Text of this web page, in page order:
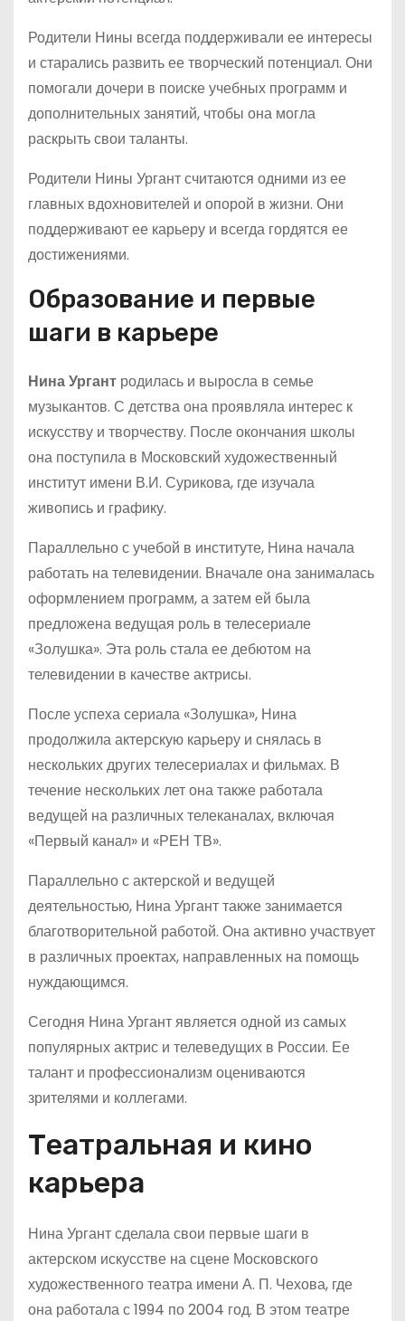
Родители Нины всегда поддерживали ее интересы
и старались развить ее творческий потенциал. Они
помогали дочери в поиске учебных программ и
дополнительных занятий, чтобы она могла
раскрыть свои таланты.
Родители Нины Ургант считаются одними из ее
главных вдохновителей и опорой в жизни. Они
поддерживают ее карьеру и всегда гордятся ее
достижениями.
Образование и первые
шаги в карьере
Нина Ургант родилась и выросла в семье
музыкантов. С детства она проявляла интерес к
искусству и творчеству. После окончания школы
она поступила в Московский художественный
институт имени В.И. Сурикова, где изучала
живопись и графику.
Параллельно с учебой в институте, Нина начала
работать на телевидении. Вначале она занималась
оформлением программ, а затем ей была
предложена ведущая роль в телесериале
«Золушка». Эта роль стала ее дебютом на
телевидении в качестве актрисы.
После успеха сериала «Золушка», Нина
продолжила актерскую карьеру и снялась в
нескольких других телесериалах и фильмах. В
течение нескольких лет она также работала
ведущей на различных телеканалах, включая
«Первый канал» и «РЕН ТВ».
Параллельно с актерской и ведущей
деятельностью, Нина Ургант также занимается
благотворительной работой. Она активно участвует
в различных проектах, направленных на помощь
нуждающимся.
Сегодня Нина Ургант является одной из самых
популярных актрис и телеведущих в России. Ее
талант и профессионализм оцениваются
зрителями и коллегами.
Театральная и кино
карьера
Нина Ургант сделала свои первые шаги в
актерском искусстве на сцене Московского
художественного театра имени А. П. Чехова, где
она работала с 1994 по 2004 год. В этом театре